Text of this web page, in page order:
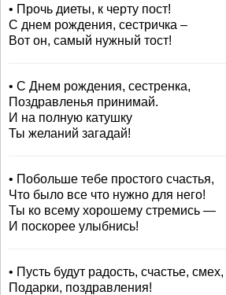
• Прочь диеты, к черту пост!
С днем рождения, сестричка –
Вот он, самый нужный тост!
• С Днем рождения, сестренка,
Поздравленья принимай.
И на полную катушку
Ты желаний загадай!
• Побольше тебе простого счастья,
Что было все что нужно для него!
Ты ко всему хорошему стремись —
И поскорее улыбнись!
• Пусть будут радость, счастье, смех,
Подарки, поздравления!